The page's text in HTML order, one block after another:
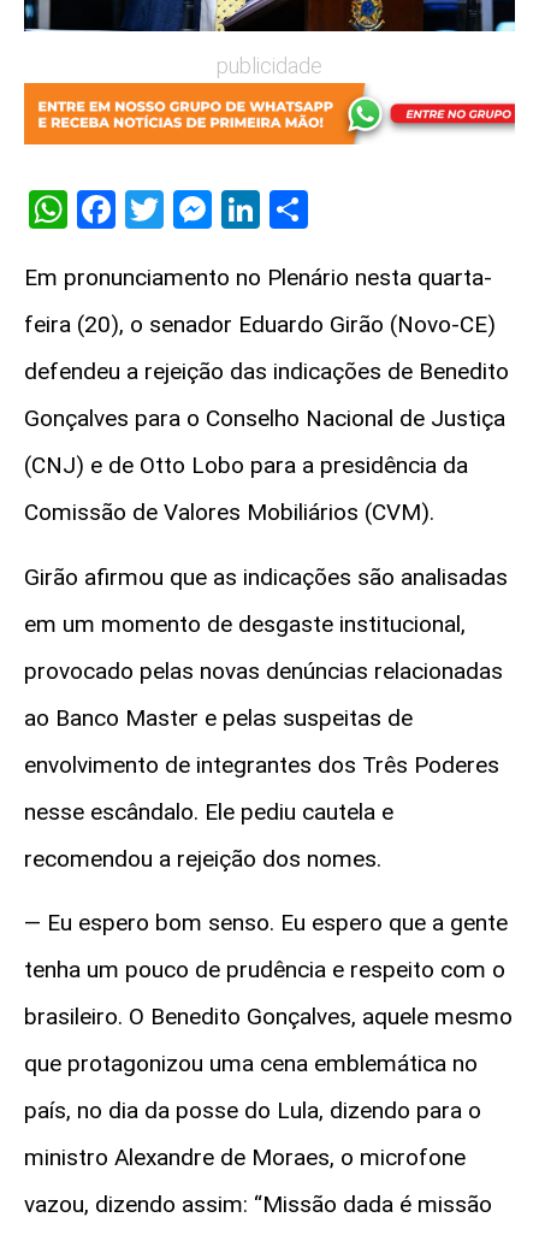
publicidade
WhatsApp
Facebook
Twitter
Messenger
LinkedIn
Em pronunciamento no Plenário nesta quarta-
feira (20), o senador Eduardo Girão (Novo-CE)
defendeu a rejeição das indicações de Benedito
Gonçalves para o Conselho Nacional de Justiça
(CNJ) e de Otto Lobo para a presidência da
Comissão de Valores Mobiliários (CVM).
Girão afirmou que as indicações são analisadas
em um momento de desgaste institucional,
provocado pelas novas denúncias relacionadas
ao Banco Master e pelas suspeitas de
envolvimento de integrantes dos Três Poderes
nesse escândalo. Ele pediu cautela e
recomendou a rejeição dos nomes.
— Eu espero bom senso. Eu espero que a gente
tenha um pouco de prudência e respeito com o
brasileiro. O Benedito Gonçalves, aquele mesmo
que protagonizou uma cena emblemática no
país, no dia da posse do Lula, dizendo para o
ministro Alexandre de Moraes, o microfone
vazou, dizendo assim: “Missão dada é missão